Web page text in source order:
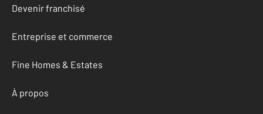
Devenir franchisé
Entreprise et commerce
Fine Homes & Estates
À propos